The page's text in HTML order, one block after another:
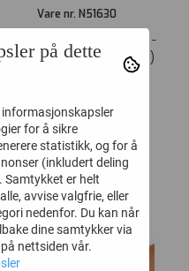
Vare nr. N51630
PATELLA TRACKING BRACE -
WRAPAROUND (Q Brace™ )
støtter patella og holde
1.490,-
på dette
for å sikre
statistikk, og for å
(inkludert deling
er helt
avvise valgfrie, eller
nedenfor. Du kan når
dine samtykker via
nettsiden vår.